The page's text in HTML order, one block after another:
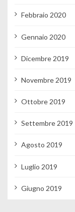
Febbraio 2020
Gennaio 2020
Dicembre 2019
Novembre 2019
Ottobre 2019
Settembre 2019
Agosto 2019
Luglio 2019
Giugno 2019